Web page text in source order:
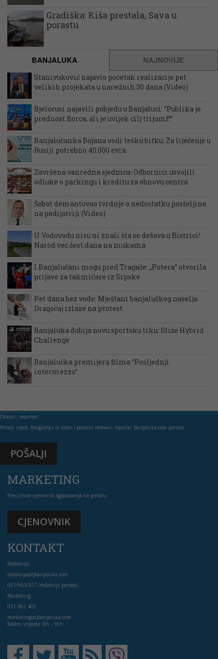
Gradiška: Kiša prestala, Sava u
porastu
BANJALUKA NAJNOVIJE
Stanivuković najavio početak realizacije pet
velikih projekata u narednih 30 dana (Video)
Bjelorusi najavili pobjedu u Banjaluci: “Publika je
prednost Borca, ali je uvijek cilj trijumf!”
Banjalučanka Bojana vodi tešku bitku: Za liječenje u
Rusiji potrebno 40.000 evra
Završena vanredna sjednica: Odbornici usvojili
odluke o parkingu i kreditu za obnovu centra
Šobot demantovao tvrdnje o nedostatku posteljine
na pedijatriji (Video)
U Vodovodu nisu ni znali šta se dešava u Bistrici!
Narod već šest dana na mukama
I Banjalučani mogu pred Tragače: „Potera“ otvorila
prijave za takmičare iz Srpske
Pet dana bez vode: Mještani banjalučkog naselja
Dragočaj izlaze na protest
Banjaluka dobija novu sportsku trku: Stiže Hybrid
Challenge
Banjalučka premijera filma “Posljednji
intermezzo”
Čitaoci - reporteri
Pošalji vijest, fotografiju ili video i postani redovan reporter Banjaluka.com portala
POŠALJI
MARKETING
Preuzmite cjenovnik oglašavanja na portalu
CJENOVNIK
KONTAKT
Redakcija:
redakcija(at)banjaluka.com
051/963-557 (redakcija portala)
Marketing:
051 962 405
marketing(at)banjaluka.com
Radno vrijeme: 8h - 16h